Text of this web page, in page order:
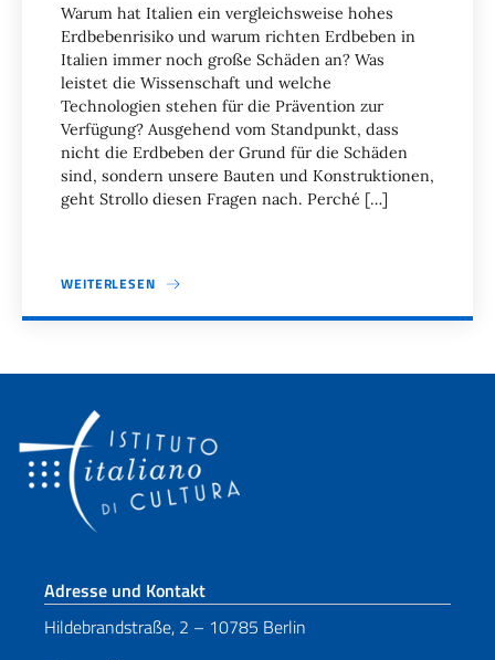
Warum hat Italien ein vergleichsweise hohes
Erdbebenrisiko und warum richten Erdbeben in
Italien immer noch große Schäden an? Was
leistet die Wissenschaft und welche
Technologien stehen für die Prävention zur
Verfügung? Ausgehend vom Standpunkt, dass
nicht die Erdbeben der Grund für die Schäden
sind, sondern unsere Bauten und Konstruktionen,
geht Strollo diesen Fragen nach. Perché […]
WEITERLESEN
Fußbereich
Adresse und Kontakt
Hildebrandstraße, 2 – 10785 Berlin